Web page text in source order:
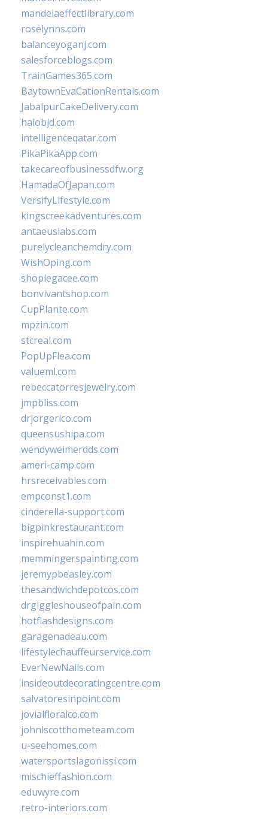
mandelaeffectlibrary.com
roselynns.com
balanceyoganj.com
salesforceblogs.com
TrainGames365.com
BaytownEvaCationRentals.com
JabalpurCakeDelivery.com
halobjd.com
intelligenceqatar.com
PikaPikaApp.com
takecareofbusinessdfw.org
HamadaOfJapan.com
VersifyLifestyle.com
kingscreekadventures.com
antaeuslabs.com
purelycleanchemdry.com
WishOping.com
shoplegacee.com
bonvivantshop.com
CupPlante.com
mpzin.com
stcreal.com
PopUpFlea.com
valueml.com
rebeccatorresjewelry.com
jmpbliss.com
drjorgerico.com
queensushipa.com
wendyweimerdds.com
ameri-camp.com
hrsreceivables.com
empconst1.com
cinderella-support.com
bigpinkrestaurant.com
inspirehuahin.com
memmingerspainting.com
jeremypbeasley.com
thesandwichdepotcos.com
drgiggleshouseofpain.com
hotflashdesigns.com
garagenadeau.com
lifestylechauffeurservice.com
EverNewNails.com
insideoutdecoratingcentre.com
salvatoresinpoint.com
jovialfloralco.com
johnlscotthometeam.com
u-seehomes.com
watersportslagonissi.com
mischieffashion.com
eduwyre.com
retro-interiors.com